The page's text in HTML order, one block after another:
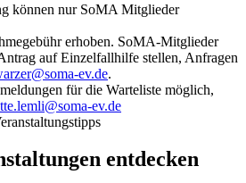
können nur SoMA Mitglieder
erhoben. SoMA-Mitglieder
auf Einzelfallhilfe stellen, Anfragen
ev.de.
für die Warteliste möglich,
ev.de
entdecken